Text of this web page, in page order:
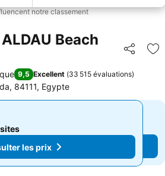
notre classement
Beach
Partager
9,5 Excellent (33 515 évaluations)
84111, Egypte
les prix
les prix